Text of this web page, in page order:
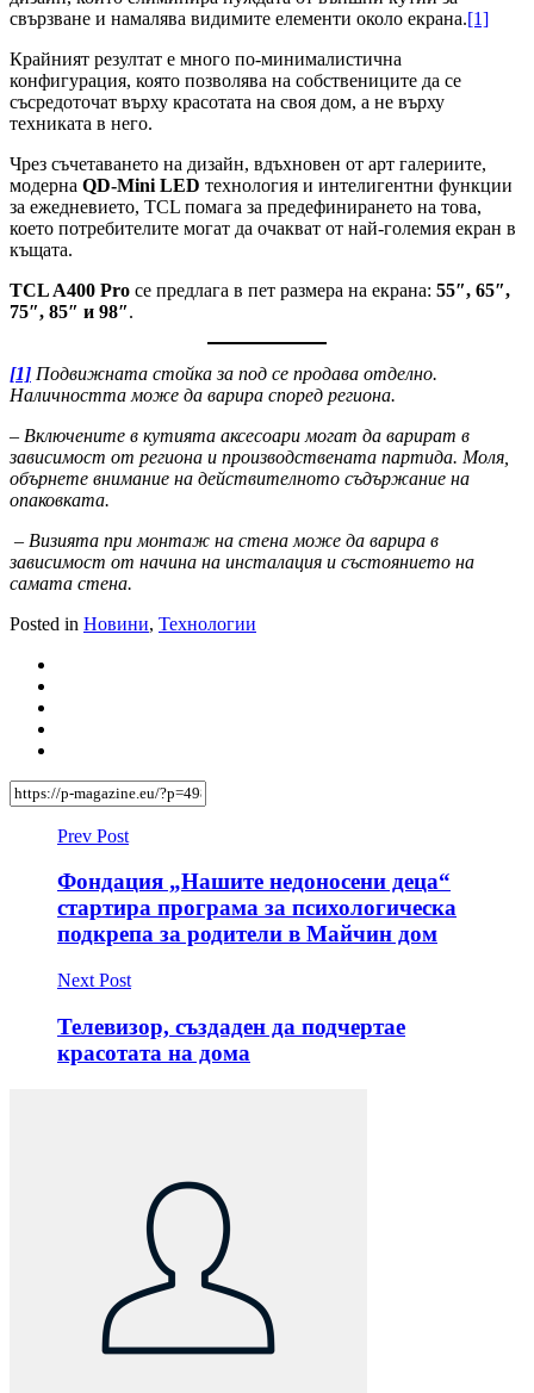
свързване и намалява видимите елементи около екрана.[1]
Крайният резултат е много по-минималистична
конфигурация, която позволява на собствениците да се
съсредоточат върху красотата на своя дом, а не върху
техниката в него.
Чрез съчетаването на дизайн, вдъхновен от арт галериите,
модерна QD-Mini LED технология и интелигентни функции
за ежедневието, TCL помага за предефинирането на това,
което потребителите могат да очакват от най-големия екран в
къщата.
TCL A400 Pro се предлага в пет размера на екрана: 55″, 65″,
75″, 85″ и 98″.
[1] Подвижната стойка за под се продава отделно.
Наличността може да варира според региона.
– Включените в кутията аксесоари могат да варират в
зависимост от региона и производствената партида. Моля,
обърнете внимание на действителното съдържание на
опаковката.
– Визията при монтаж на стена може да варира в
зависимост от начина на инсталация и състоянието на
самата стена.
Posted in Новини, Технологии
Prev Post
Фондация „Нашите недоносени деца“
стартира програма за психологическа
подкрепа за родители в Майчин дом
Next Post
Телевизор, създаден да подчертае
красотата на дома